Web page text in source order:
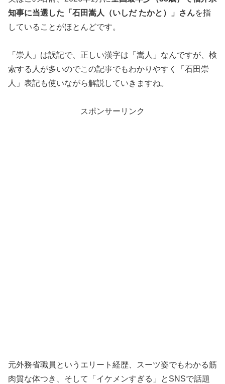
知事に当選した「石田嵩人（いしだ たかと）」さんを指
していることがほとんどです。
「崇人」は誤記で、正しい漢字は「嵩人」なんですが、検
索する人が多いのでこの記事でもわかりやすく「石田崇
人」表記も使いながら解説していきますね。
スポンサーリンク
元外務省職員というエリート経歴、スーツ姿でもわかる筋
肉質な体つき、そして「イケメンすぎる」とSNSで話題